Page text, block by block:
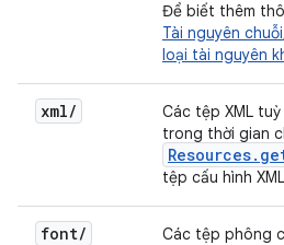
Để biết thêm
Tài nguyên chuỗi
loại tài nguyên
xml/
Các tệp XML
trong thời gian
Resources.
tệp cấu hình
font/
Các tệp phông